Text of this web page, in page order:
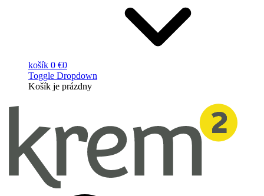
košík 0 €0
Toggle Dropdown
Košík je prázdny